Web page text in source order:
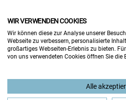
BERUFLICHE ORIENTIERUNG
WIR VERWENDEN COOKIES
Wir können diese zur Analyse unserer
Webseite zu verbessern, personalisierte
großartiges Webseiten-Erlebnis zu bieten.
von uns verwendeten Cookies öffnen Sie die
Alle